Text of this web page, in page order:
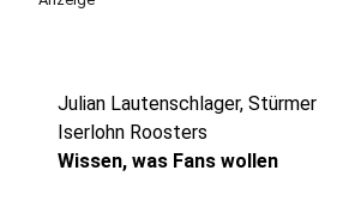
Julian Lautenschlager, Stürmer
Iserlohn Roosters
Wissen, was Fans wollen